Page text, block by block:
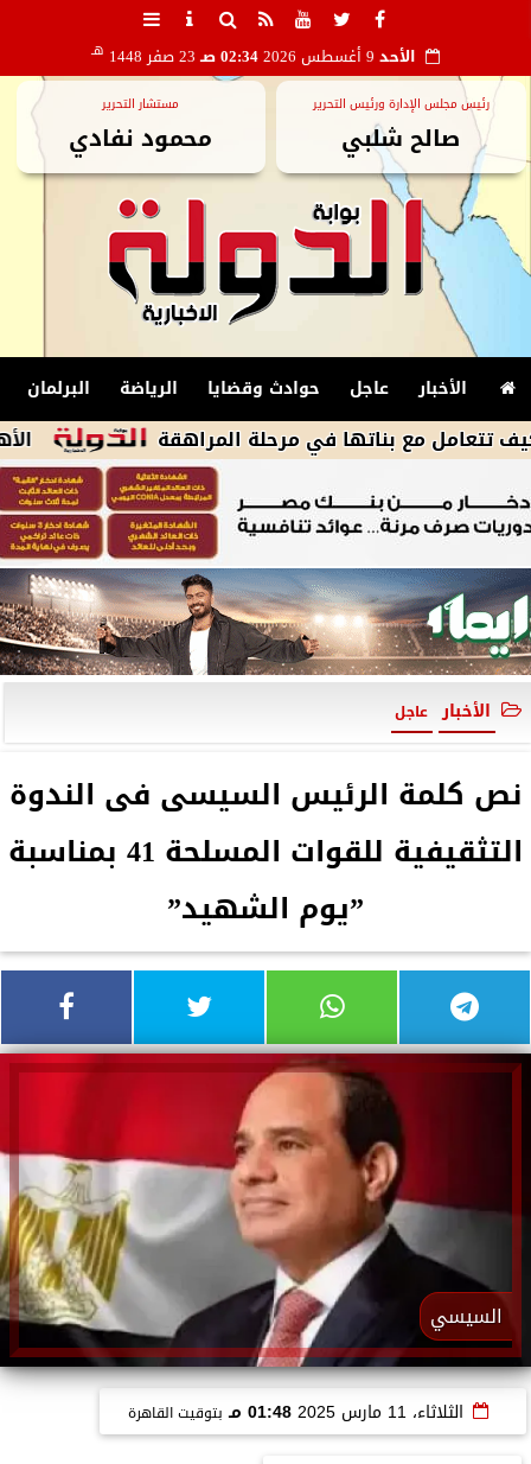
الأحد 02:34 صـ 23 صفر 1448 هـ
رئيس مجلس الإدارة ورئيس التحرير
صالح شلبي
مستشار التحرير
محمود نفادي
الأخبار عاجل حوادث وقضايا الرياضة البرلمان
الأهلى يكثف بناتها في مرحلة المراهقة
الأخبار عاجل
نص كلمة الرئيس السيسى فى الندوة
التثقيفية للقوات المسلحة 41 بمناسبة
”يوم الشهيد”
السيسي
الثلاثاء، 11 مارس 2025 01:48 مـ بتوقيت القاهرة